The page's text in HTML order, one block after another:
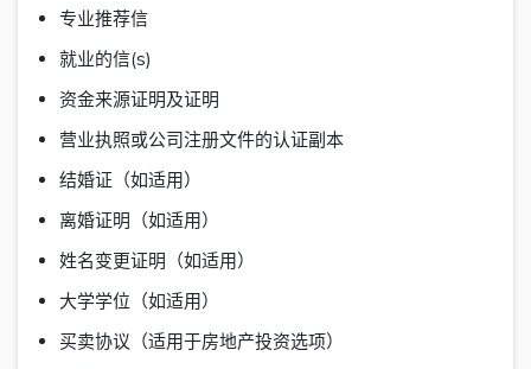
专业推荐信
就业的信(s)
资金来源证明及证明
营业执照或公司注册文件的认证副本
结婚证（如适用）
离婚证明（如适用）
姓名变更证明（如适用）
大学学位（如适用）
买卖协议（适用于房地产投资选项）